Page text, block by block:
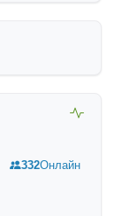
332Онлайн